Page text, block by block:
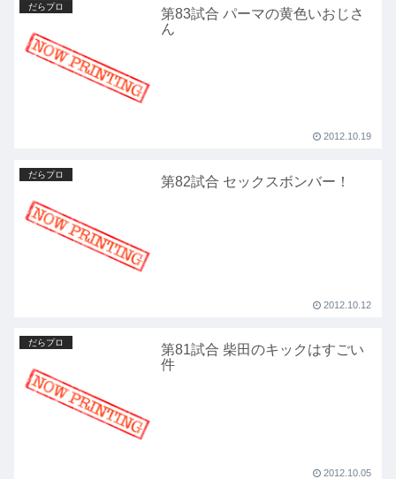
だらプロ
第83試合 パーマの黄色いおじさ
ん
2012.10.19
だらプロ 第82試合 セックスボンバー！
2012.10.12
だらプロ
第81試合 柴田のキックはすごい
件
2012.10.05